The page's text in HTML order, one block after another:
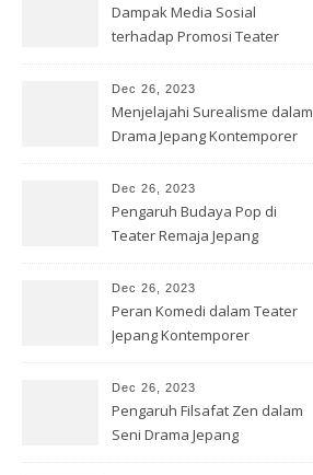
Dampak Media Sosial
terhadap Promosi Teater
Dec 26, 2023
Menjelajahi Surealisme dalam
Drama Jepang Kontemporer
Dec 26, 2023
Pengaruh Budaya Pop di
Teater Remaja Jepang
Dec 26, 2023
Peran Komedi dalam Teater
Jepang Kontemporer
Dec 26, 2023
Pengaruh Filsafat Zen dalam
Seni Drama Jepang